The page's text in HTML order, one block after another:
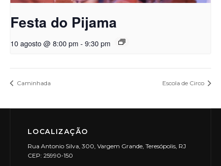
Festa do Pijama
10 agosto @ 8:00 pm - 9:30 pm
Caminhada Escola de Circo
LOCALIZAÇÃO
Rua Antonio Silva, 300, Vargem Grande, Teresópolis, RJ
CEP: 25990-150